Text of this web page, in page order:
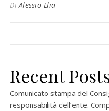
DiAlessio Elia
Recent
Comunicato stampa del
responsabilità dell’ente.